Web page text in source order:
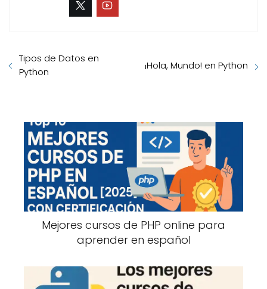
Tipos de Datos en
Python
¡Hola, Mundo! en Python
Mejores cursos de PHP online para
aprender en español